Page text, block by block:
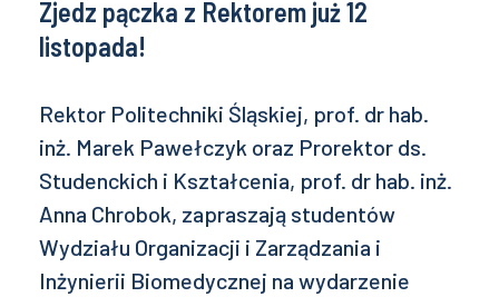
Zjedz pączka z Rektorem już 12
listopada!
Rektor Politechniki Śląskiej, prof. dr hab.
inż. Marek Pawełczyk oraz Prorektor ds.
Studenckich i Kształcenia, prof. dr hab. inż.
Anna Chrobok, zapraszają studentów
Wydziału Organizacji i Zarządzania i
Inżynierii Biomedycznej na wydarzenie